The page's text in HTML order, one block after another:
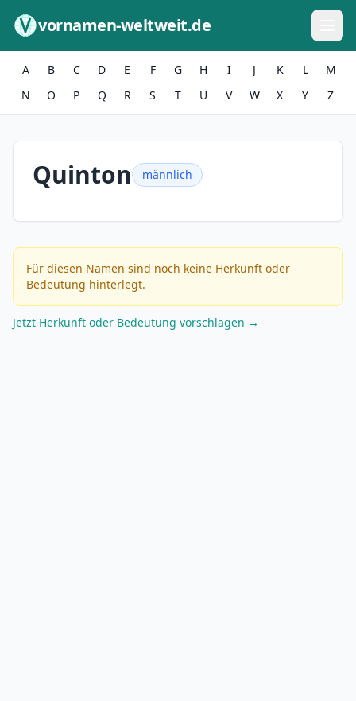
vornamen-weltweit.de
A B C D E F G H I J K L
M
N
O P Q R S T U V W X Y Z
Quinton männlich
Für diesen Namen sind noch keine Herkunft oder
Bedeutung hinterlegt.
Jetzt Herkunft oder Bedeutung vorschlagen →